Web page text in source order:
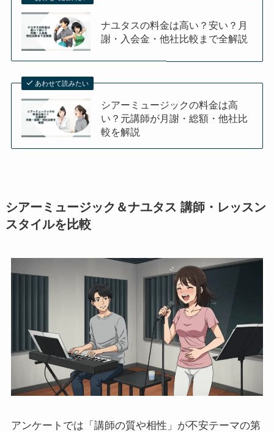
ナユタスの料金は高い？安い？月
謝・入会金・他社比較まで全解説
あわせて読みたい
シアーミュージックの料金は高
い？元講師が月謝・総額・他社比
較を解説
シアーミュージック＆ナユタス 講師・レッスン
スタイルを比較
アンケートでは「講師の質や相性」が不安テーマの第